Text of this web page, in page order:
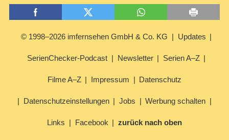
© 1998–2026 imfernsehen GmbH & Co. KG Updates
SerienChecker-Podcast Newsletter Serien A–Z
Filme A–Z Impressum Datenschutz
Datenschutzeinstellungen Jobs Werbung schalten
Links Facebook zurück nach oben